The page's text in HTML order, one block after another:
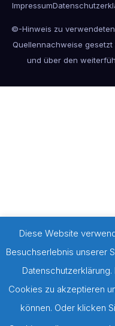
Impressum
©-Hinweis zu
Quellennachweise
und über den
Diese Website
Besuchserlebnis unserer
Datenschutzerklärung.
Cookies zu akzeptieren
können. Oder klicken